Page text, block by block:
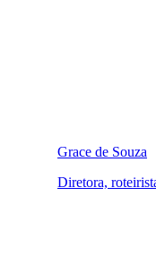
Grace de Souza
Diretora,